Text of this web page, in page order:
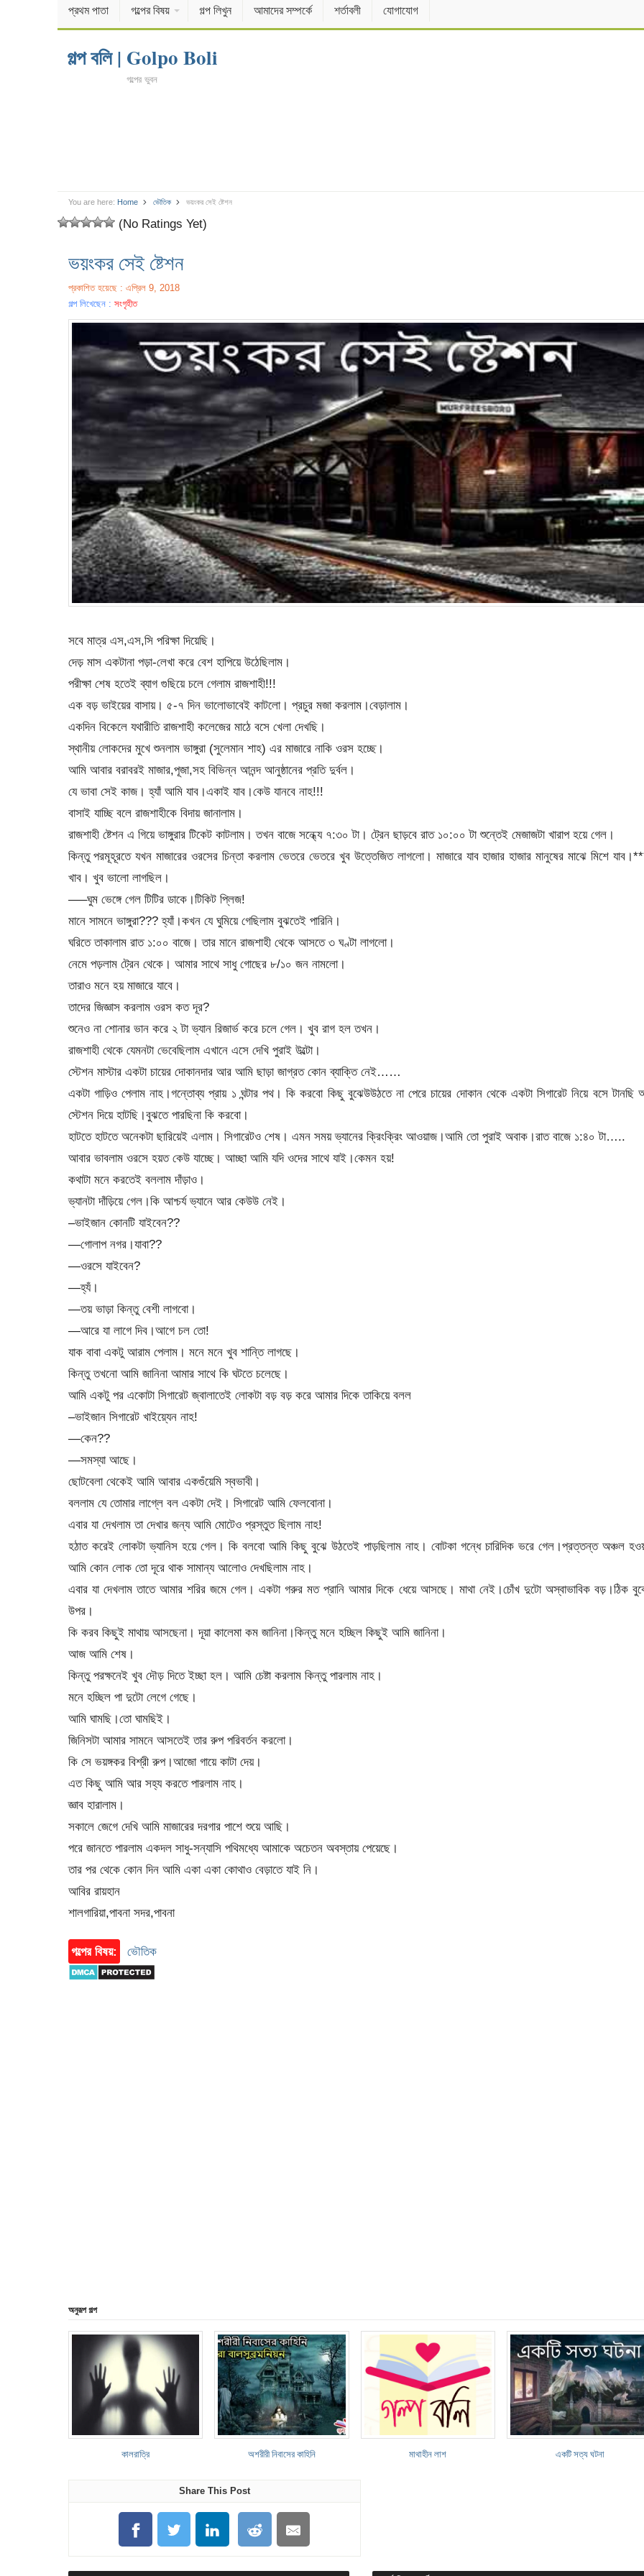
প্রথম পাতা গল্পের বিষয় গল্প লিখুন আমাদের সম্পর্কে শর্তাবলী যোগাযোগ
গল্প বলি | Golpo Boli
গল্পের ভুবন
You are here: Home ভৌতিক ভয়ংকর সেই ষ্টেশন
(No Ratings Yet)
ভয়ংকর সেই ষ্টেশন
প্রকাশিত হয়েছে : এপ্রিল 9, 2018
গল্প লিখেছেন : সংগৃহীত
সবে মাত্র এস,এস,সি পরিক্ষা দিয়েছি।
দেড় মাস একটানা পড়া-লেখা করে বেশ হাপিয়ে উঠেছিলাম।
পরীক্ষা শেষ হতেই ব্যাগ গুছিয়ে চলে গেলাম রাজশাহী!!!
এক বড় ভাইয়ের বাসায়। ৫-৭ দিন ভালোভাবেই কাটলো। প্রচুর মজা করলাম।বেড়ালাম।
একদিন বিকেলে যথারীতি রাজশাহী কলেজের মাঠে বসে খেলা দেখছি।
স্থানীয় লোকদের মুখে শুনলাম ভাঙ্গুরা (সুলেমান শাহ) এর মাজারে নাকি ওরস হচ্ছে।
আমি আবার বরাবরই মাজার,পূজা,সহ বিভিন্ন আনন্দ আনুষ্ঠানের প্রতি দুর্বল।
যে ভাবা সেই কাজ। হ্যাঁ আমি যাব।একাই যাব।কেউ যানবে নাহ!!!
বাসাই যাচ্ছি বলে রাজশাহীকে বিদায় জানালাম।
রাজশাহী ষ্টেশন এ গিয়ে ভাঙ্গুরার টিকেট কাটলাম। তখন বাজে সন্ধ্যে ৭:৩০ টা। ট্রেন ছাড়বে রাত ১০:০০ টা শুন্তেই মেজাজটা খারাপ হয়ে গেল।
কিন্তু পরমূহূরতে যখন মাজারের ওরসের চিন্তা করলাম ভেতরে ভেতরে খুব উত্তেজিত লাগলো। মাজারে যাব হাজার হাজার মানুষের মাঝে মিশে
খাব। খুব ভালো লাগছিল।
—–ঘুম ভেঙ্গে গেল টিটির ডাকে।টিকিট প্লিজ!
মানে সামনে ভাঙ্গুরা??? হ্যাঁ।কখন যে ঘুমিয়ে গেছিলাম বুঝতেই পারিনি।
ঘরিতে তাকালাম রাত ১:০০ বাজে। তার মানে রাজশাহী থেকে আসতে ৩ ঘণ্টা লাগলো।
নেমে পড়লাম ট্রেন থেকে। আমার সাথে সাধু গোছের ৮/১০ জন নামলো।
তারাও মনে হয় মাজারে যাবে।
তাদের জিজ্ঞাস করলাম ওরস কত দূর?
শুনেও না শোনার ভান করে ২ টা ভ্যান রিজার্ভ করে চলে গেল। খুব রাগ হল তখন।
রাজশাহী থেকে যেমনটা ভেবেছিলাম এখানে এসে দেখি পুরাই উল্টো।
স্টেশন মাস্টার একটা চায়ের দোকানদার আর আমি ছাড়া জাগ্রত কোন ব্যাক্তি নেই……
একটা গাড়িও পেলাম নাহ।গন্তোব্য প্রায় ১ ঘন্টার পথ। কি করবো কিছু বুঝেউউঠতে না পেরে চায়ের দোকান থেকে একটা সিগারেট নিয়ে বসে টানছি
স্টেশন দিয়ে হাটছি।বুঝতে পারছিনা কি করবো।
হাটতে হাটতে অনেকটা ছারিয়েই এলাম। সিগারেটও শেষ। এমন সময় ভ্যানের ক্রিংক্রিং আওয়াজ।আমি তো পুরাই অবাক।রাত বাজে ১:৪০ টা…..
আবার ভাবলাম ওরসে হয়ত কেউ যাচ্ছে। আচ্ছা আমি যদি ওদের সাথে যাই।কেমন হয়!
কথাটা মনে করতেই বললাম দাঁড়াও।
ভ্যানটা দাঁড়িয়ে গেল।কি আশ্চর্য ভ্যানে আর কেউউ নেই।
–ভাইজান কোনটি যাইবেন??
—গোলাপ নগর।যাবা??
—ওরসে যাইবেন?
—হ্যঁ।
—তয় ভাড়া কিন্তু বেশী লাগবো।
—আরে যা লাগে দিব।আগে চল তো!
যাক বাবা একটু আরাম পেলাম। মনে মনে খুব শান্তি লাগছে।
কিন্তু তখনো আমি জানিনা আমার সাথে কি ঘটতে চলেছে।
আমি একটু পর একোটা সিগারেট জ্বালাতেই লোকটা বড় বড় করে আমার দিকে তাকিয়ে বলল
–ভাইজান সিগারেট খাইয়্যেন নাহ!
—কেন??
—সমস্যা আছে।
ছোটবেলা থেকেই আমি আবার একগুঁয়েমি স্বভাবী।
বললাম যে তোমার লাগ্লে বল একটা দেই। সিগারেট আমি ফেলবোনা।
এবার যা দেখলাম তা দেখার জন্য আমি মোটেও প্রস্তুত ছিলাম নাহ!
হঠাত করেই লোকটা ভ্যানিস হয়ে গেল। কি বলবো আমি কিছু বুঝে উঠতেই পাড়ছিলাম নাহ। বোটকা গন্ধে চারিদিক ভরে গেল।প্রত্তন্ত অঞ্চল
আমি কোন লোক তো দূরে থাক সামান্য আলোও দেখছিলাম নাহ।
এবার যা দেখলাম তাতে আমার শরির জমে গেল। একটা গরুর মত প্রানি আমার দিকে ধেয়ে আসছে। মাথা নেই।চোঁখ দুটো অস্বাভাবিক বড়।ঠিক
উপর।
কি করব কিছুই মাথায় আসছেনা। দূয়া কালেমা কম জানিনা।কিন্তু মনে হচ্ছিল কিছুই আমি জানিনা।
আজ আমি শেষ।
কিন্তু পরক্ষনেই খুব দৌড় দিতে ইচ্ছা হল। আমি চেষ্টা করলাম কিন্তু পারলাম নাহ।
মনে হচ্ছিল পা দুটো লেগে গেছে।
আমি ঘামছি।তো ঘামছিই।
জিনিসটা আমার সামনে আসতেই তার রুপ পরিবর্তন করলো।
কি সে ভয়ঙ্গকর বিশ্রী রুপ।আজো গায়ে কাটা দেয়।
এত কিছু আমি আর সহ্য করতে পারলাম নাহ।
জ্ঞাব হারালাম।
সকালে জেগে দেখি আমি মাজারের দরগার পাশে শুয়ে আছি।
পরে জানতে পারলাম একদল সাধু-সন্যাসি পথিমধ্যে আমাকে অচেতন অবস্তায় পেয়েছে।
তার পর থেকে কোন দিন আমি একা একা কোথাও বেড়াতে যাই নি।
আবির রায়হান
শালগারিয়া,পাবনা সদর,পাবনা
গল্পের বিষয়: ভৌতিক
অনুরূপ গল্প
কালরাত্রি অশরীরী নিবাসের কাহিনি মাথাহীন লাশ একটি সত্য ঘটনা
Share This Post